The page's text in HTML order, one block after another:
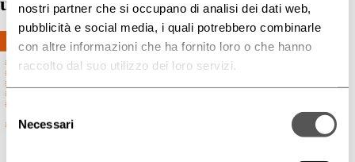
nostri partner che si occupano di analisi dei dati web,
pubblicità e social media, i quali potrebbero combinarle
con altre informazioni che ha fornito loro o che hanno
raccolto dal suo utilizzo dei loro servizi.
Selezione
delNecessari